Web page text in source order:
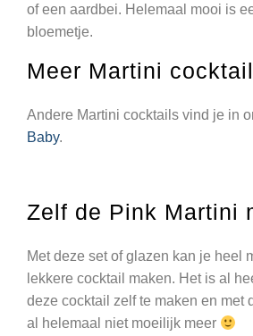
of een aardbei. Helemaal mooi is
bloemetje.
Meer Martini
Andere Martini cocktails vind je in
Baby.
Zelf de Pink Martini
Met deze set of glazen kan je heel
lekkere cocktail maken. Het is al
deze cocktail zelf te maken en met
al helemaal niet moeilijk meer